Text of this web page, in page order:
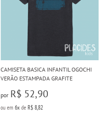
CAMISETA BASICA INFANTIL OGOCHI
VERÃO ESTAMPADA GRAFITE
por R$ 52,90
ou em 6x de R$ 8,82